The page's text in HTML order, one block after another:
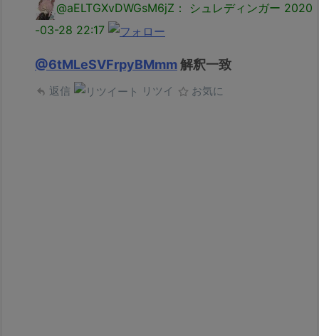
@aELTGXvDWGsM6jZ： シュレディンガー 2020
-03-28 22:17
@6tMLeSVFrpyBMmm解釈一致
返信 リツイ お気に